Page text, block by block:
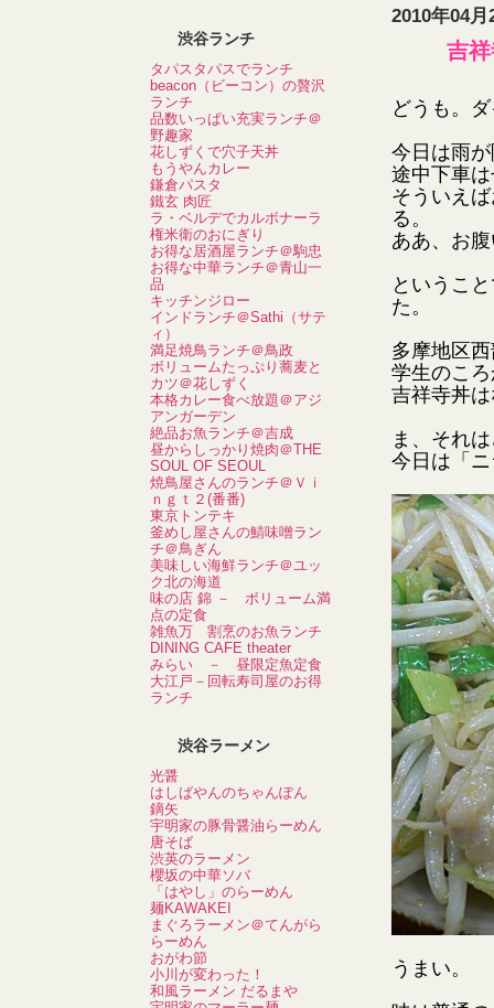
渋谷ランチ
タパスタパスでランチ
beacon（ビーコン）の贅沢
ランチ
品数いっぱい充実ランチ＠
野趣家
花しずくで穴子天丼
もうやんカレー
鎌倉パスタ
鐵玄 肉匠
ラ・ベルデでカルボナーラ
権米衛のおにぎり
お得な居酒屋ランチ＠駒忠
お得な中華ランチ＠青山一
品
キッチンジロー
インドランチ＠Sathi（サテ
ィ）
満足焼鳥ランチ＠鳥政
ボリュームたっぷり蕎麦と
カツ＠花しずく
本格カレー食べ放題＠アジ
アンガーデン
絶品お魚ランチ＠吉成
昼からしっかり焼肉＠THE
SOUL OF SEOUL
焼鳥屋さんのランチ＠Ｖｉ
ｎｇｔ２(番番)
東京トンテキ
釜めし屋さんの鯖味噌ラン
チ＠鳥ぎん
美味しい海鮮ランチ＠ユッ
ク北の海道
味の店 錦 － ボリューム満
点の定食
雑魚万 割烹のお魚ランチ
DINING CAFE theater
みらい － 昼限定魚定食
大江戸－回転寿司屋のお得
ランチ
渋谷ラーメン
光醤
はしばやんのちゃんぽん
鏑矢
宇明家の豚骨醤油らーめん
唐そば
渋英のラーメン
櫻坂の中華ソバ
「はやし」のらーめん
麺KAWAKEI
まぐろラーメン＠てんがら
らーめん
おがわ節
小川が変わった！
和風ラーメン だるまや
2010年04月
吉
どうも。
今日は雨
途中下車
そういえ
る。
ああ、お
というこ
た。
多摩地区
学生のこ
吉祥寺丼
ま、それ
今日は「
うまい。